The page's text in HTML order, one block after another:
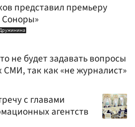
представил премьеру
не будет задавать вопросы
так как «не журналист»
с главами
агентств